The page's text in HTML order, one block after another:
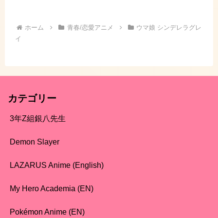
ホーム 青春/恋愛アニメ
ウマ娘 シンデレラグレ
イ
カテゴリー
3年Z組銀八先生
Demon Slayer
LAZARUS Anime (English)
My Hero Academia (EN)
Pokémon Anime (EN)